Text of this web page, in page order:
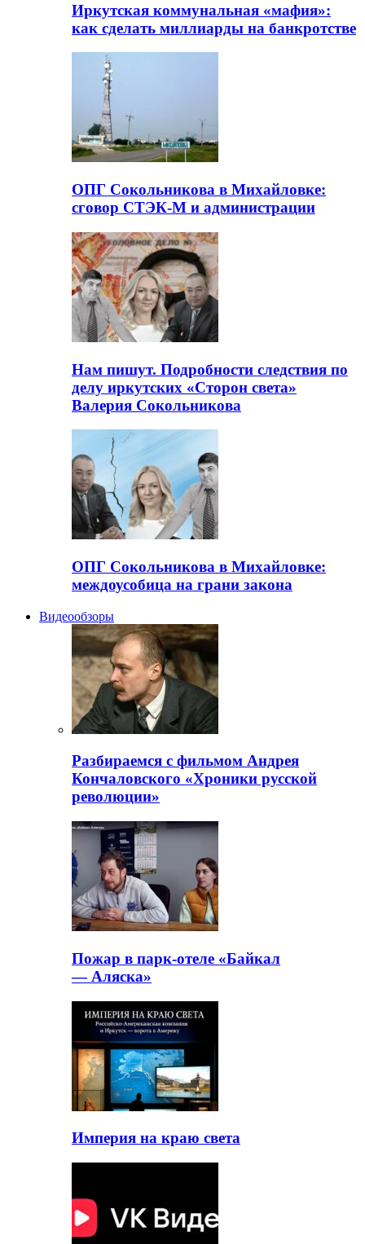
Иркутская коммунальная «мафия»:
как сделать миллиарды на банкротстве
ОПГ Сокольникова в Михайловке:
сговор СТЭК-М и администрации
Нам пишут. Подробности следствия по
делу иркутских «Сторон света»
Валерия Сокольникова
ОПГ Сокольникова в Михайловке:
междоусобица на грани закона
Видеообзоры
Разбираемся с фильмом Андрея
Кончаловского «Хроники русской
революции»
Пожар в парк-отеле «Байкал
— Аляска»
Империя на краю света